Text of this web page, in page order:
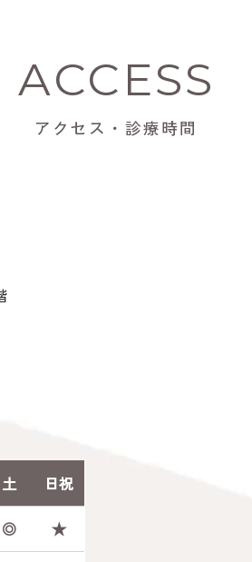
ACCESS
アクセス・診療時間
土 日祝
◎ ★